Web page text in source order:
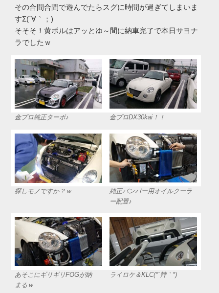
その合間合間で遊んでたらスグに時間が過ぎてしまいま
すΣ(´∀｀；)
そそそ！黄ポルはアッとゆ～間に納車完了で本日サヨナ
ラでしたｗ
金プロ純正ターボ♪ 金プロDX30kai！！
探しモノですか？ｗ
純正バンパー用オイルクーラ
ー配置♪
あそこにギリギリFOGが納
まるｗ
ライロケ＆KLC(*´艸｀*)